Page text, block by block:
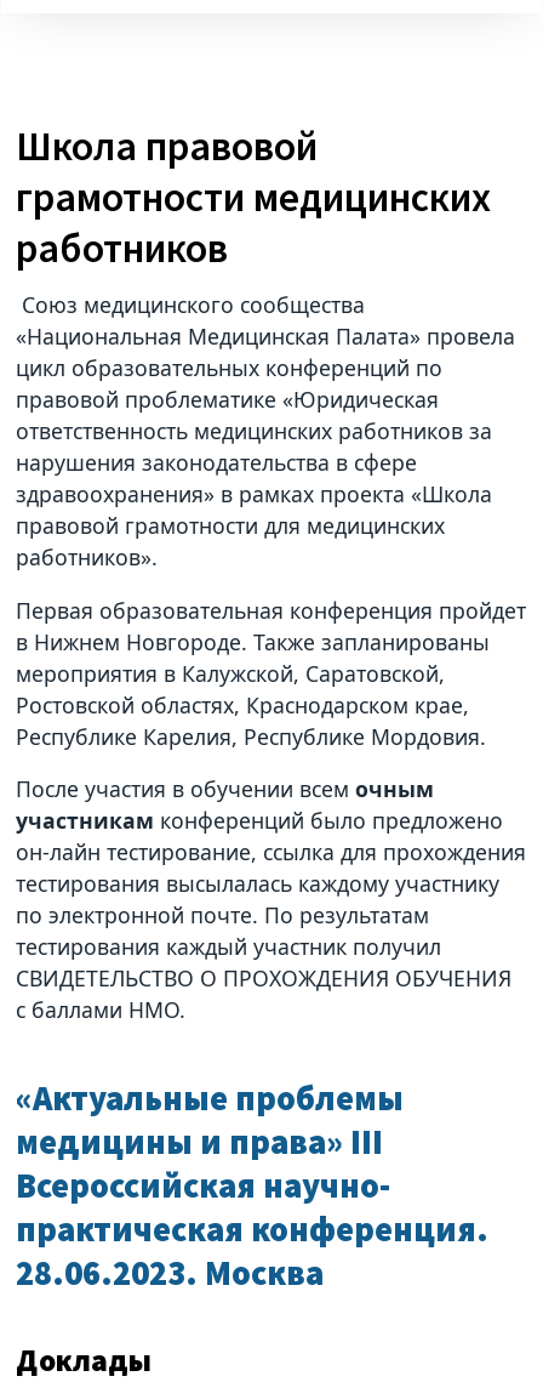
Школа правовой
грамотности медицинских
работников
Союз медицинского сообщества
«Национальная Медицинская Палата» провела
цикл образовательных конференций по
правовой проблематике «Юридическая
ответственность медицинских работников за
нарушения законодательства в сфере
здравоохранения» в рамках проекта «Школа
правовой грамотности для медицинских
работников».
Первая образовательная конференция пройдет
в Нижнем Новгороде. Также запланированы
мероприятия в Калужской, Саратовской,
Ростовской областях, Краснодарском крае,
Республике Карелия, Республике Мордовия.
После участия в обучении всемочным
участникам конференций было предложено
он-лайн тестирование, ссылка для прохождения
тестирования высылалась каждому участнику
по электронной почте. По результатам
тестирования каждый участник получил
СВИДЕТЕЛЬСТВО О ПРОХОЖДЕНИЯ ОБУЧЕНИЯ
с баллами НМО.
«Актуальные проблемы
медицины и права» III
Всероссийская научно-
практическая конференция.
28.06.2023. Москва
Доклады